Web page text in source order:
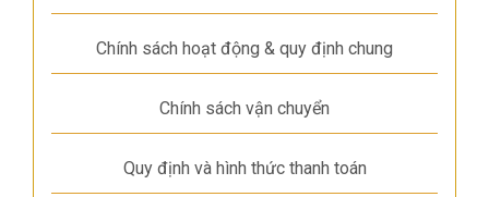
Chính sách hoạt động & quy định chung
Chính sách vận chuyển
Quy định và hình thức thanh toán